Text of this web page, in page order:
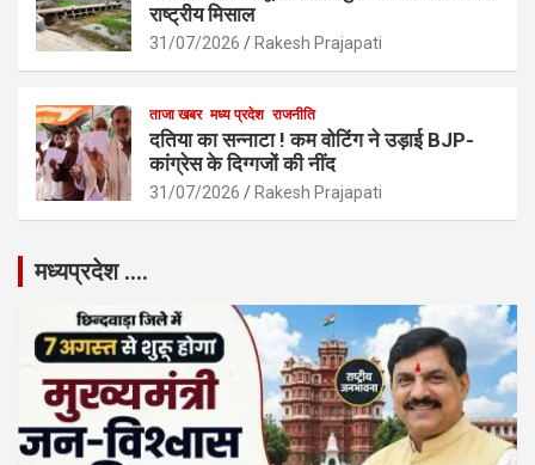
राष्ट्रीय मिसाल
31/07/2026 Rakesh Prajapati
ताजा खबर मध्य प्रदेश राजनीति
दतिया का सन्नाटा ! कम वोटिंग ने उड़ाई BJP-
कांग्रेस के दिग्गजों की नींद
31/07/2026 Rakesh Prajapati
मध्यप्रदेश ….